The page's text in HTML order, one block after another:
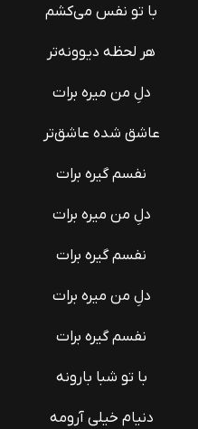
با تو نفس می‌کشم
هر لحظه دیوونه‌تر
دلِ من میره برات
عاشق شده عاشق‌تر
نفسم گیره برات
دلِ من میره برات
نفسم گیره برات
دلِ من میره برات
نفسم گیره برات
با تو شبا بارونه
دنیام خیلی آرومه